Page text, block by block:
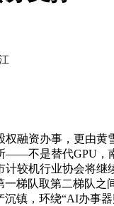
资办事，更由黄
——不是替代GPU
较机行业协会将
梯队取第二梯队
镇，环绕“AI办事